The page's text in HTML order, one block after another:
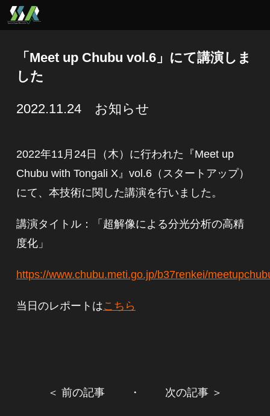
「Meet up Chubu vol.6」にて講演しま
した
2022.11.24 お知らせ
2022年11月24日（木）に行われた『Meet up
Chubu with Tongali X』vol.6（スタートアップ）
にて、本技術に関した講演を行いました。
講演タイトル：「超解像による分光分析の高精
度化」
https://www.chubu.meti.go.jp/b37renkei/
当日のレポートはこちら
＜ 前の記事 ・ 次の記事 ＞